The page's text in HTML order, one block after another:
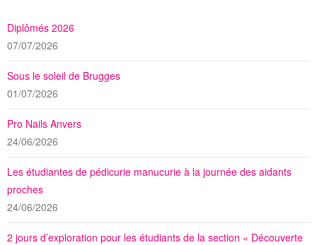
Diplômés 2026
07/07/2026
Sous le soleil de Brugges
01/07/2026
Pro Nails Anvers
24/06/2026
Les étudiantes de pédicurie manucurie à la journée des aidants
proches
24/06/2026
2 jours d’exploration pour les étudiants de la section « Découverte